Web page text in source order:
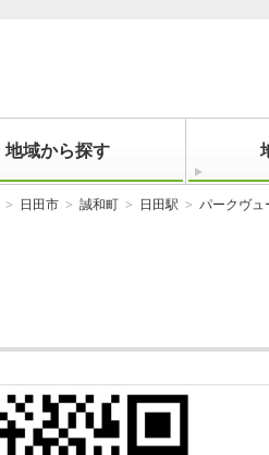
地域から探す
日田市 誠和町 日田駅 パークヴュ